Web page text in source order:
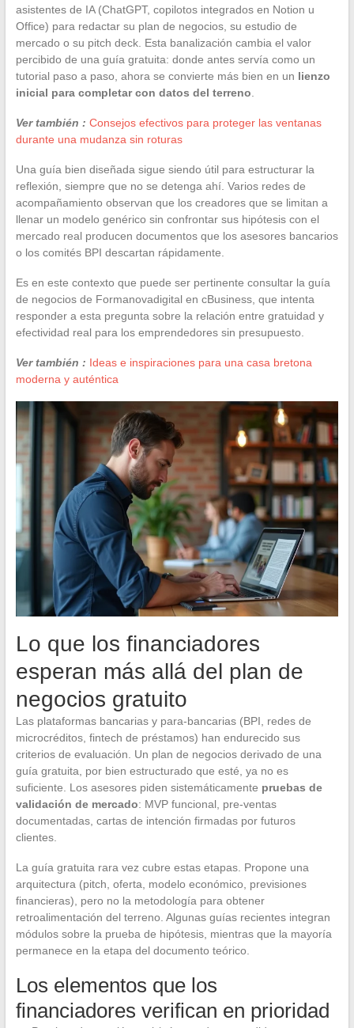
asistentes de IA (ChatGPT, copilotos integrados en Notion u
Office) para redactar su plan de negocios, su estudio de
mercado o su pitch deck. Esta banalización cambia el valor
percibido de una guía gratuita: donde antes servía como un
tutorial paso a paso, ahora se convierte más bien en un lienzo
inicial para completar con datos del terreno
Ver también : Consejos efectivos para proteger las ventanas
durante una mudanza sin roturas
Una guía bien diseñada sigue siendo útil para estructurar la
reflexión, siempre que no se detenga ahí. Varios redes de
acompañamiento observan que los creadores que se limitan a
llenar un modelo genérico sin confrontar sus hipótesis con el
mercado real producen documentos que los asesores bancarios
o los comités BPI descartan rápidamente.
Es en este contexto que puede ser pertinente consultar la guía
de negocios de Formanovadigital en cBusiness, que intenta
responder a esta pregunta sobre la relación entre gratuidad y
efectividad real para los emprendedores sin presupuesto.
Ver también : Ideas e inspiraciones para una casa bretona
moderna y auténtica
Lo que los financiadores
esperan más allá del plan de
negocios gratuito
Las plataformas bancarias y para-bancarias (BPI, redes de
microcréditos, fintech de préstamos) han endurecido sus
criterios de evaluación. Un plan de negocios derivado de una
guía gratuita, por bien estructurado que esté, ya no es
suficiente. Los asesores piden sistemáticamente pruebas de
validación de mercado: MVP funcional, pre-ventas
documentadas, cartas de intención firmadas por futuros
clientes.
La guía gratuita rara vez cubre estas etapas. Propone una
arquitectura (pitch, oferta, modelo económico, previsiones
financieras), pero no la metodología para obtener
retroalimentación del terreno. Algunas guías recientes integran
módulos sobre la prueba de hipótesis, mientras que la mayoría
permanece en la etapa del documento teórico.
Los elementos que los
financiadores verifican en prioridad